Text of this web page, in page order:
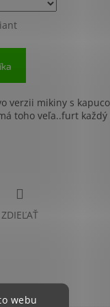
webu
verzii mikiny s
toho veľa..furt
ZDIEĽAŤ
darček